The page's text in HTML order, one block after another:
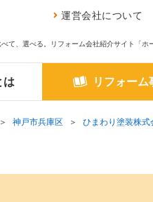
運営会社について
べて、選べる。リフォーム会社紹介サイト「ホ
は リフォーム
神戸市兵庫区 ひまわり塗装株式